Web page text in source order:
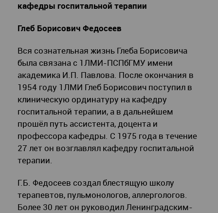
кафедры госпитальной терапии
Глеб Борисович Федосеев
Вся сознательная жизнь Глеба Борисовича
была связана с 1ЛМИ-ПСПбГМУ имени
академика И.П. Павлова. После окончания в
1954 году 1ЛМИ Глеб Борисович поступил в
клиническую ординатуру на кафедру
госпитальной терапии, а в дальнейшем
прошёл путь ассистента, доцента и
профессора кафедры. С 1975 года в течение
27 лет он возглавлял кафедру госпитальной
терапии.
Г.Б. Федосеев создал блестящую школу
терапевтов, пульмонологов, аллергологов.
Более 30 лет он руководил Ленинградским-